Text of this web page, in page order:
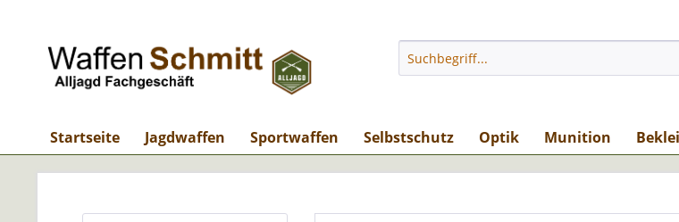
Startseite Jagdwaffen Sportwaffen Selbstschutz Optik Munition